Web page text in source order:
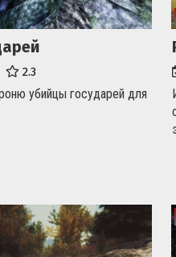
2.3
убийцы государей для